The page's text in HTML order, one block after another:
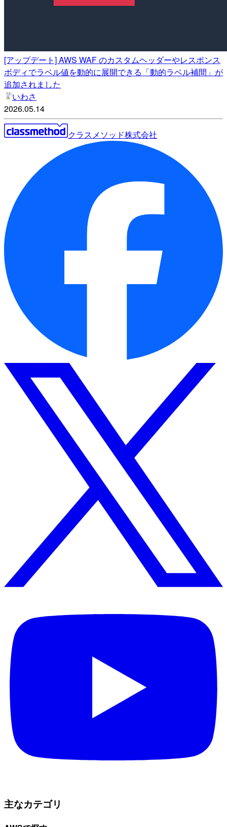
[アップデート] AWS WAF のカスタムヘッダーやレスポンス
ボディでラベル値を動的に展開できる「動的ラベル補間」が
追加されました
いわさ
2026.05.14
クラスメソッド株式会社
主なカテゴリ